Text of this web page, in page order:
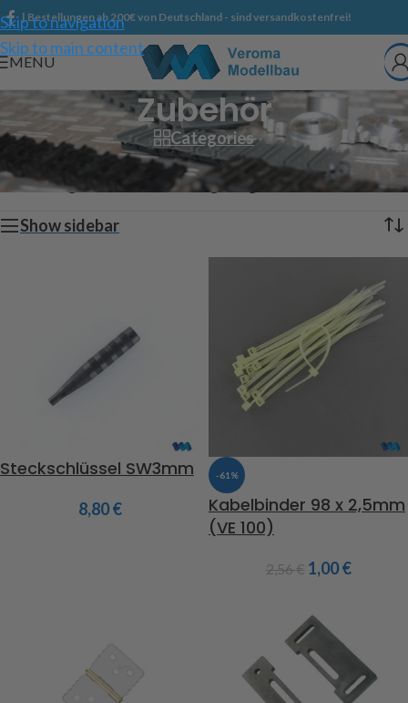
Skip to navigation
Skip to main content
| Bestellungen ab 200€ von Deutschland - sind versandkostenfrei!
MENU
Zubehör
Categories
Technischer Modellbau/Zubehör
Alle 12 Ergebnisse werden angezeigt
Show sidebar
Steckschlüssel SW3mm
8,80€
-61%
Kabelbinder 98 x 2,5mm
(VE 100)
2,56€ 1,00€